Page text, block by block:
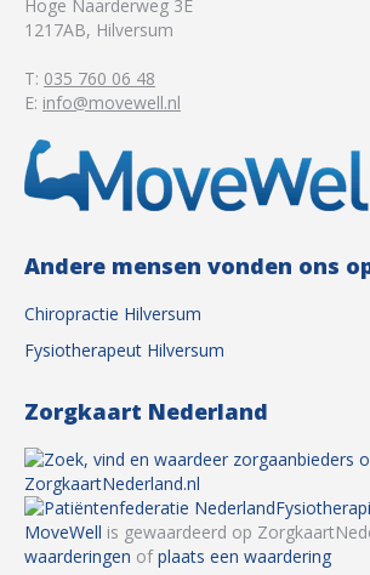
Hoge Naarderweg 3E
1217AB, Hilversum
T: 035 760 06 48
E: info@movewell.nl
Andere mensen vonden ons
Chiropractie Hilversum
Fysiotherapeut Hilversum
Zorgkaart Nederland
MoveWell is gewaardeerd op
waarderingen ofplaats een waardering